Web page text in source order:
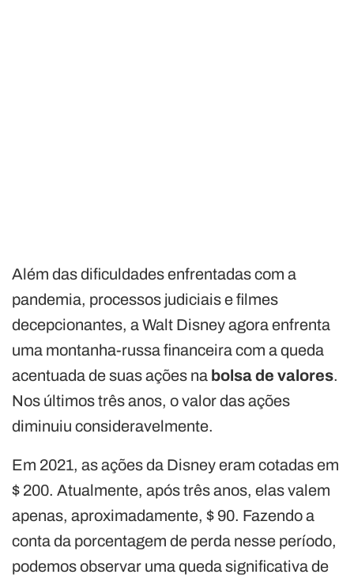
Além das dificuldades enfrentadas com a
pandemia, processos judiciais e filmes
decepcionantes, a Walt Disney agora enfrenta
uma montanha-russa financeira com a queda
acentuada de suas ações na bolsa de valores.
Nos últimos três anos, o valor das ações
diminuiu consideravelmente.
Em 2021, as ações da Disney eram cotadas em
$ 200. Atualmente, após três anos, elas valem
apenas, aproximadamente, $ 90. Fazendo a
conta da porcentagem de perda nesse período,
podemos observar uma queda significativa de